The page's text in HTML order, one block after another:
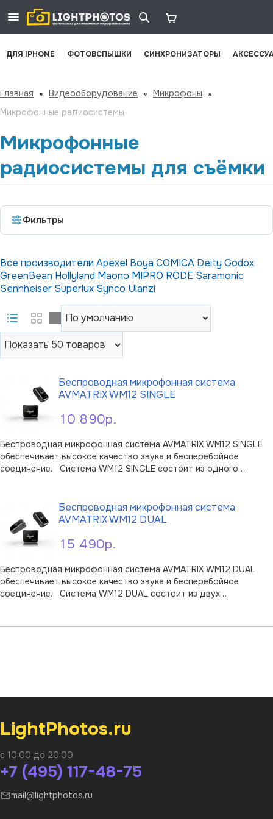
ДЛЯ IPHONE ФОТОВСПЫШКИ СИНХРОНИЗАТОРЫ
Главная » Видеооборудование » Микрофоны
»
Микрофонные радиосистемы
Микрофонные
радиосистемы для съёмки
Фильтры
Все производители Apexel Boya COMICA Deity Godox
GreenBean Hollyland Maono MIPRO RODE Saramonic
Sennheiser Superlux Synco Ulanzi
10 890р.
Беспроводная микрофонная система
AVMATRIX WM12 SINGLE
Беспроводная микрофонная система AVMATRIX WM12 SINGLE
обеспечивает высокое качество звука и бесперебойное
соединение. Система WM12 SINGLE состоит из одного
15 490р.
Беспроводная микрофонная система
AVMATRIX WM12 DUAL
Беспроводная микрофонная система AVMATRIX WM12 DUAL
обеспечивает высокое качество звука и бесперебойное
соединение. Система WM12 DUAL состоит из двух
чувствитель …
LightPhotos.ru
с 10:00 до 20:00
+7 (495) 117-48-75
mail@lightphotos.ru